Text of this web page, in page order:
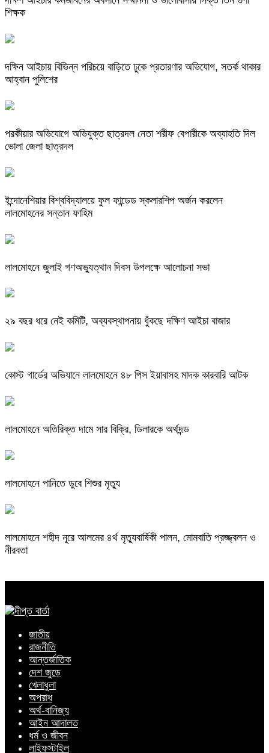
শিক্ষক
দক্ষিন আইচায় ‎বিভিন্ন পরিচয়ে বাড়িতে ঢুকে প্রতারণার অভিযোগ, সতর্ক থাকার
আহ্বান পুলিশের
পরকীয়ার অভিযোগে অভিযুক্ত ছাত্রদল নেতা শরীফ বেপারীকে অব্যাহতি দিল
ভোলা জেলা ছাত্রদল
ইন্দোনেশিয়ার বিশ্ববিদ্যালয়ে ফুল ফান্ডেড স্কলারশিপ অর্জন করলেন
লালমোহনের সন্তান ফাহিম
লালমোহনে জুলাই গণঅভ্যুত্থান দিবস উপলক্ষে আলোচনা সভা
২৯ বছর ধরে নেই কমিটি, অব্যবস্থাপনায় ধুঁকছে দক্ষিণ আইচা বাজার
কোস্ট গার্ডের অভিযানে লালমোহনে ৪৮ পিস ইয়াবাসহ মাদক কারবারি আটক
লালমোহনে অতিরিক্ত দামে সার বিক্রি, ডিলারকে অর্থদন্ড
লালমোহনে পানিতে ডুবে শিশুর মৃত্যু
লালমোহনে শহীদ নূরে আলমের ৪র্থ মৃত্যুবার্ষিকী পালন, মোমবাতি প্রজ্জ্বলন ও
নীরবতা
জাতীয়
রাজনীতি
আন্তর্জাতিক
দেশ জুড়ে
খেলাধুলা
অপরাধ
অর্থ-বানিজ্য
আইন আদালত
ধর্ম ও জীবন
লাইফস্টাইল